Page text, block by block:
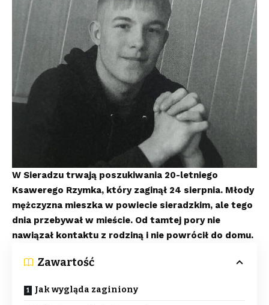
W Sieradzu trwają poszukiwania 20-letniego
Ksawerego Rzymka, który zaginął 24 sierpnia. Młody
mężczyzna mieszka w powiecie sieradzkim, ale tego
dnia przebywał w mieście. Od tamtej pory nie
nawiązał kontaktu z rodziną i nie powrócił do domu.
Zawartość
Jak wygląda zaginiony